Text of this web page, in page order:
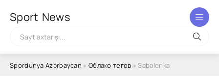
Sport News
Spordunya Azərbaycan » Облако тегов » Sabalenka